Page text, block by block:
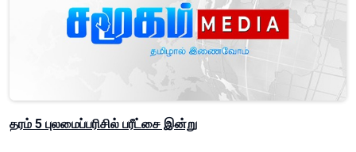
தரம் 5 புலமைப்பரிசில் பரீட்சை இன்று